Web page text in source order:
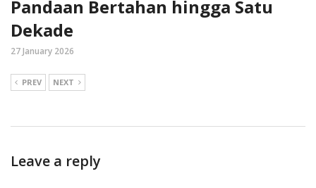
Pandaan Bertahan hingga Satu
Dekade
27 January 2026
PREV NEXT
Leave a reply